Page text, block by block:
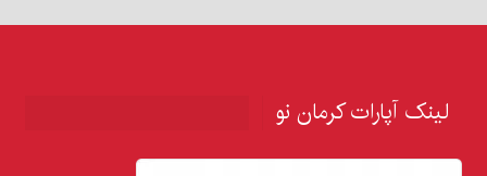
لینک آپارات کرمان نو